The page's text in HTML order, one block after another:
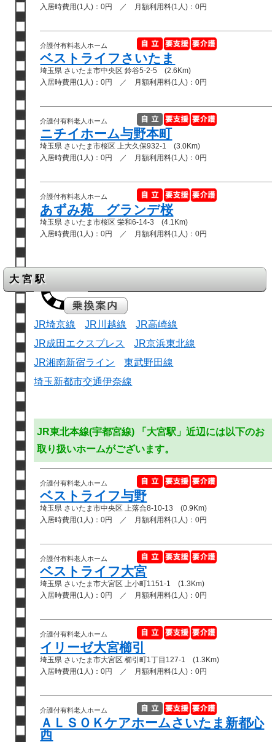
入居時費用(1人)：0円 ／ 月額利用料(1人)：0円
介護付有料老人ホーム
ベストライフさいたま
埼玉県 さいたま市中央区 鈴谷5-2-5 (2.6Km)
入居時費用(1人)：0円 ／ 月額利用料(1人)：0円
介護付有料老人ホーム
ニチイホーム与野本町
埼玉県 さいたま市桜区 上大久保932-1 (3.0Km)
入居時費用(1人)：0円 ／ 月額利用料(1人)：0円
介護付有料老人ホーム
あずみ苑 グランデ桜
埼玉県 さいたま市桜区 栄和6-14-3 (4.1Km)
入居時費用(1人)：0円 ／ 月額利用料(1人)：0円
大宮駅
JR埼京線 JR川越線
JR高崎線
JR成田エクスプレス
JR京浜東北線
JR湘南新宿ライン
東武野田線
埼玉新都市交通伊奈線
JR東北本線(宇都宮線) 「大宮駅」近辺には以下のお
取り扱いホームがございます。
介護付有料老人ホーム
ベストライフ与野
埼玉県 さいたま市中央区 上落合8-10-13 (0.9Km)
入居時費用(1人)：0円 ／ 月額利用料(1人)：0円
介護付有料老人ホーム
ベストライフ大宮
埼玉県 さいたま市大宮区 上小町1151-1 (1.3Km)
入居時費用(1人)：0円 ／ 月額利用料(1人)：0円
介護付有料老人ホーム
イリーゼ大宮櫛引
埼玉県 さいたま市大宮区 櫛引町1丁目127-1 (1.3Km)
入居時費用(1人)：0円 ／ 月額利用料(1人)：0円
介護付有料老人ホーム
ＡＬＳＯＫケアホームさいたま新都心
西